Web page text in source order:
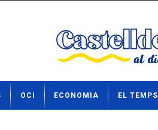
OCI ECONOMIA EL TEMPS